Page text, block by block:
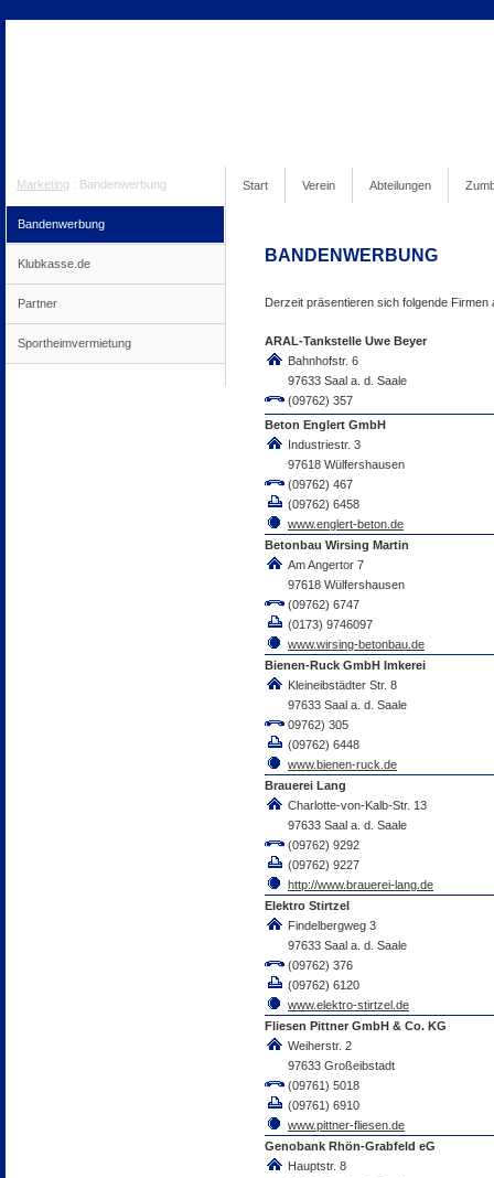
Marketing : Bandenwerbung Start Verein Abteilungen
Bandenwerbung
Klubkasse.de
Partner
Sportheimvermietung
BANDENWERBUNG
Derzeit präsentieren sich folgende
ARAL-Tankstelle Uwe Beyer
Bahnhofstr. 6
97633 Saal a. d. Saale
(09762) 357
Beton Englert GmbH
Industriestr. 3
97618 Wülfershausen
(09762) 467
(09762) 6458
www.englert-beton.de
Betonbau Wirsing Martin
Am Angertor 7
97618 Wülfershausen
(09762) 6747
(0173) 9746097
www.wirsing-betonbau.de
Bienen-Ruck GmbH Imkerei
Kleineibstädter Str. 8
97633 Saal a. d. Saale
09762) 305
(09762) 6448
www.bienen-ruck.de
Brauerei Lang
Charlotte-von-Kalb-Str. 13
97633 Saal a. d. Saale
(09762) 9292
(09762) 9227
http://www.brauerei-lang.de
Elektro Stirtzel
Findelbergweg 3
97633 Saal a. d. Saale
(09762) 376
(09762) 6120
www.elektro-stirtzel.de
Fliesen Pittner GmbH & Co. KG
Weiherstr. 2
97633 Großeibstadt
(09761) 5018
(09761) 6910
www.pittner-fliesen.de
Genobank Rhön-Grabfeld eG
Hauptstr. 8